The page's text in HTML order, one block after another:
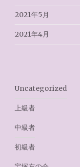
2021年5月
2021年4月
Uncategorized
上級者
中級者
初級者